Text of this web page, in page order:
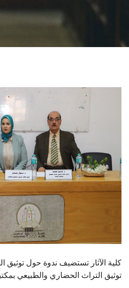
كلية الآثار تستضيف ندوة حول توثيق
توثيق التراث الحضاري والطبيعي